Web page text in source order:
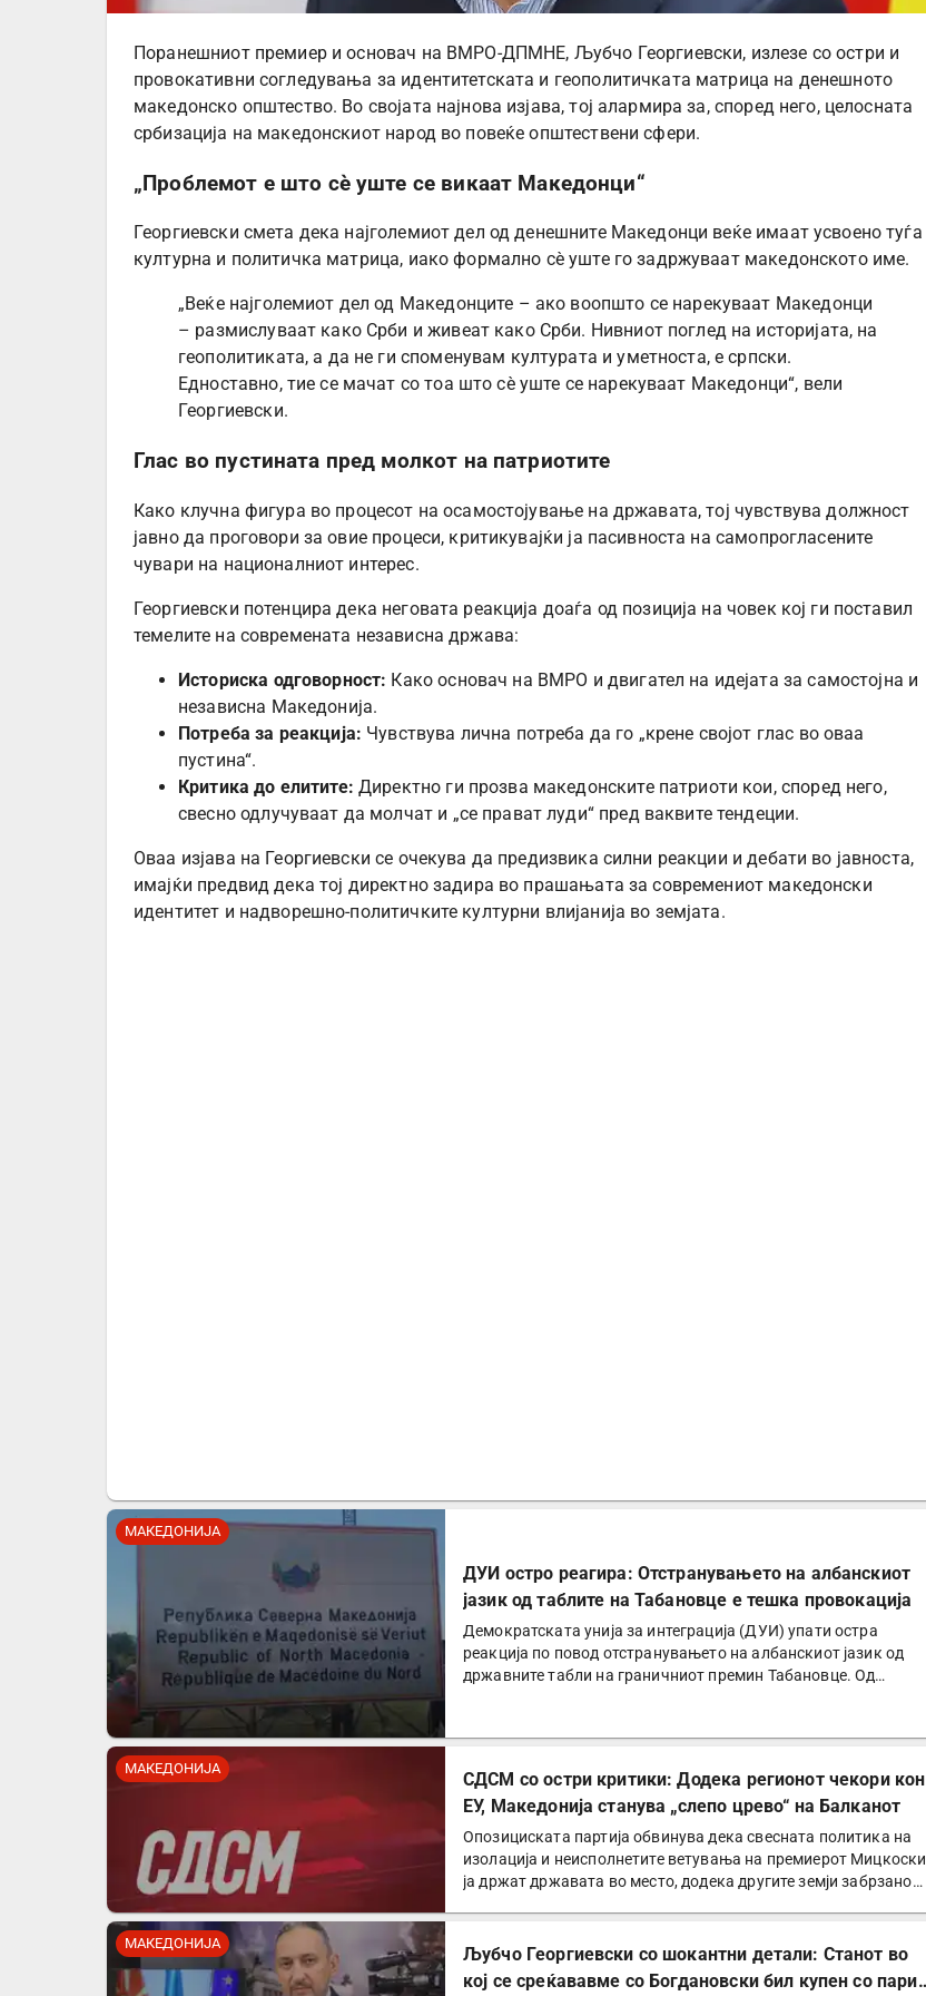
Поранешниот премиер и основач на ВМРО-ДПМНЕ, Љубчо Георгиевски, излезе со остри и
провокативни согледувања за идентитетската и геополитичката матрица на денешното
македонско општество. Во својата најнова изјава, тој алармира за, според него, целосната
србизација на македонскиот народ во повеќе општествени сфери.
„Проблемот е што сè уште се викаат Македонци“
Георгиевски смета дека најголемиот дел од денешните Македонци веќе имаат усвоено туѓа
културна и политичка матрица, иако формално сè уште го задржуваат македонското име.
„Веќе најголемиот дел од Македонците – ако воопшто се нарекуваат Македонци
– размислуваат како Срби и живеат како Срби. Нивниот поглед на историјата, на
геополитиката, а да не ги споменувам културата и уметноста, е српски.
Едноставно, тие се мачат со тоа што сè уште се нарекуваат Македонци“, вели
Георгиевски.
Глас во пустината пред молкот на патриотите
Како клучна фигура во процесот на осамостојување на државата, тој чувствува должност
јавно да проговори за овие процеси, критикувајќи ја пасивноста на самопрогласените
чувари на националниот интерес.
Георгиевски потенцира дека неговата реакција доаѓа од позиција на човек кој ги поставил
темелите на современата независна држава:
Историска одговорност: Како основач на ВМРО и двигател на идејата за самостојна и
независна Македонија.
Потреба за реакција: Чувствува лична потреба да го „крене својот глас во оваа
пустина“.
Критика до елитите: Директно ги прозва македонските патриоти кои, според него,
свесно одлучуваат да молчат и „се прават луди“ пред ваквите тендеции.
Оваа изјава на Георгиевски се очекува да предизвика силни реакции и дебати во јавноста,
имајќи предвид дека тој директно задира во прашањата за современиот македонски
идентитет и надворешно-политичките културни влијанија во земјата.
МАКЕДОНИЈА
ДУИ остро реагира: Отстранувањето на албанскиот
јазик од таблите на Табановце е тешка провокација
Демократската унија за интеграција (ДУИ) упати остра
реакција по повод отстранувањето на албанскиот јазик од
државните табли на граничниот премин Табановце. Од
МАКЕДОНИЈА
СДСМ со остри критики: Додека регионот чекори кон
ЕУ, Македонија станува „слепо црево“ на Балканот
Опозициската партија обвинува дека свесната политика на
изолација и неисполнетите ветувања на премиерот Мицкоски
ја држат државата во место, додека другите земји забрзано…
МАКЕДОНИЈА
Љубчо Георгиевски со шокантни детали: Станот во
кој се среќававме со Богдановски бил купен со пари